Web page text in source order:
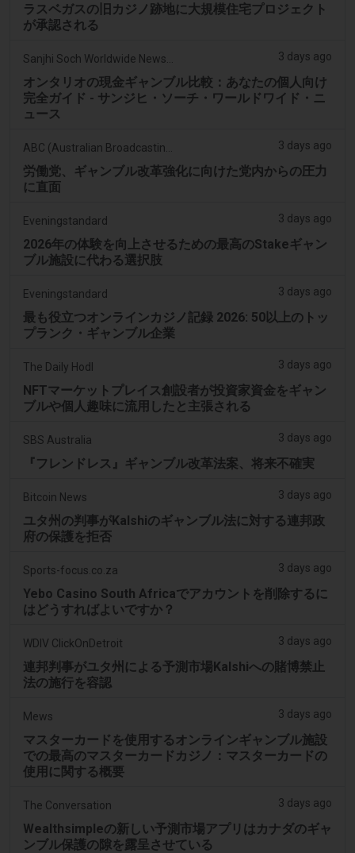
ラスベガスの旧カジノ跡地に大規模住宅プロジェクト
が承認される
3 days ago
オンタリオの現金ギャンブル比較：あなたの個人向け
完全ガイド - サンジヒ・ソーチ・ワールドワイド・ニ
ュース
3 days ago
労働党、ギャンブル改革強化に向けた党内からの圧力
に直面
Eveningstandard 3 days ago
2026年の体験を向上させるための最高のStakeギャン
ブル施設に代わる選択肢
Eveningstandard 3 days ago
最も役立つオンラインカジノ記録 2026: 50以上のトッ
プランク・ギャンブル企業
The Daily Hodl 3 days ago
NFTマーケットプレイス創設者が投資家資金をギャン
ブルや個人趣味に流用したと主張される
SBS Australia 3 days ago
『フレンドレス』ギャンブル改革法案、将来不確実
Bitcoin News 3 days ago
ユタ州の判事がKalshiのギャンブル法に対する連邦政
府の保護を拒否
Sports-focus.co.za 3 days ago
Yebo Casino South Africaでアカウントを削除するに
はどうすればよいですか？
WDIV ClickOnDetroit 3 days ago
連邦判事がユタ州による予測市場Kalshiへの賭博禁止
法の施行を容認
Mews 3 days ago
マスターカードを使用するオンラインギャンブル施設
での最高のマスターカードカジノ：マスターカードの
使用に関する概要
The Conversation 3 days ago
Wealthsimpleの新しい予測市場アプリはカナダのギャ
ンブル保護の隙を露呈させている